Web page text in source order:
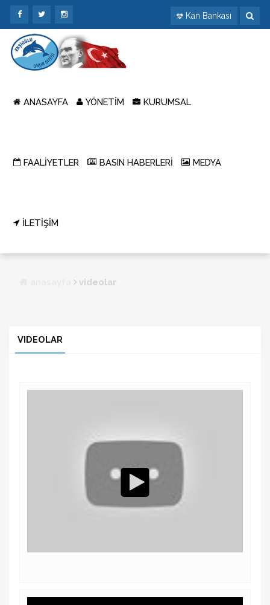
Kan Bankası
ANASAYFA YÖNETİM KURUMSAL
FAALİYETLER BASIN HABERLERİ MEDYA
İLETİŞİM
videolar
VIDEOLAR